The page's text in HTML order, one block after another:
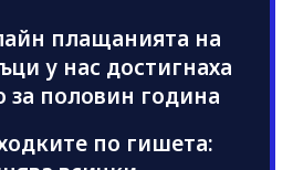
плащанията на
у нас достигнаха
за половин година
по гишета: